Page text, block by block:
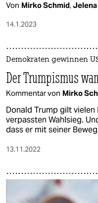
Von Mirko Schmid,
14.1.2023
Demokraten gewinnen
Der Trumpismus
Kommentar von Mirko
Donald Trump gilt vielen
verpassten Wahlsieg.
dass er mit seiner
13.11.2022